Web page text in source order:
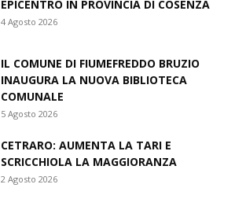
EPICENTRO IN PROVINCIA DI COSENZA
4 Agosto 2026
IL COMUNE DI FIUMEFREDDO BRUZIO
INAUGURA LA NUOVA BIBLIOTECA
COMUNALE
5 Agosto 2026
CETRARO: AUMENTA LA TARI E
SCRICCHIOLA LA MAGGIORANZA
2 Agosto 2026